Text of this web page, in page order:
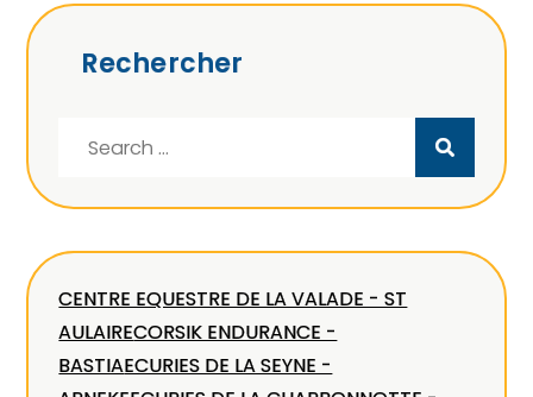
Rechercher
CENTRE EQUESTRE DE LA VALADE - ST
AULAIRECORSIK ENDURANCE -
BASTIAECURIES DE LA SEYNE -